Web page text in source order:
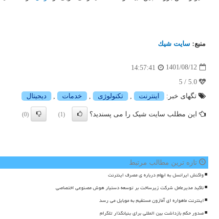
منبع: سایت شیك
1401/08/12
14:57:41
تگهای خبر:
اینترنت , تكنولوژی , خدمات , دیجیتال
این مطلب سایت شیک را می پسندید؟ (1)
(0)
تازه ترین مطالب مرتبط
واکنش ایرانسل به ابهام درباره ی مصرف اینترنت
تاکید مدیرعامل شرکت زیرساخت بر توسعه دستیار هوش مصنوعی اختصاصی
اینترنت ماهواره ای آمازون مستقیم به موبایل می رسد
صدور حکم بازداشت بین المللی برای بنیانگذار تلگرام